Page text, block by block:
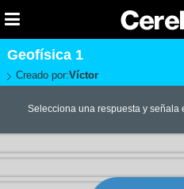
Geofísica 1
Creado por:Víctor
Selecciona una respuesta y